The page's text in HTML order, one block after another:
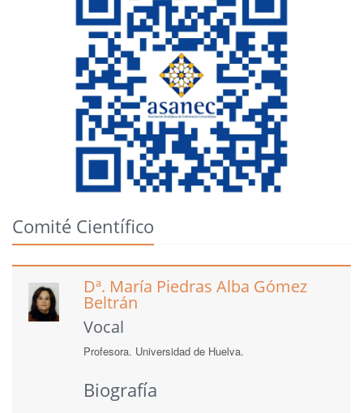
Comité Científico
Dª. María Piedras Alba Gómez
Beltrán
Vocal
Profesora. Universidad de Huelva.
Biografía